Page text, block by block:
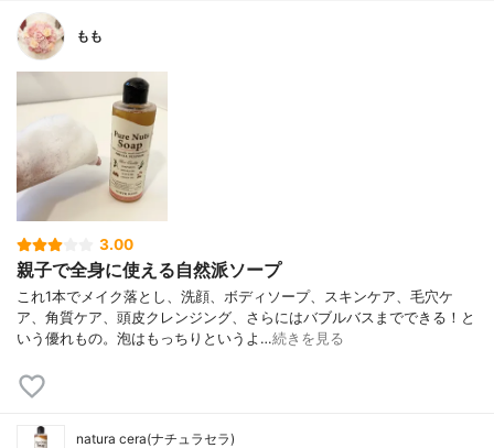
もも
3.00
親子で全身に使える自然派ソープ
これ1本でメイク落とし、洗顔、ボディソープ、スキンケア、毛穴ケ
ア、角質ケア、頭皮クレンジング、さらにはバブルバスまでできる！と
いう優れもの。泡はもっちりというよ…続きを見る
natura cera(ナチュラセラ)